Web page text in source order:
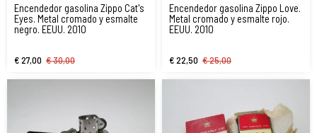
Encendedor gasolina Zippo Cat's
Eyes. Metal cromado y esmalte
negro. EEUU. 2010
€ 27,00 € 30,00
Encendedor gasolina Zippo Love.
Metal cromado y esmalte rojo.
EEUU. 2010
€ 22,50 € 25,00